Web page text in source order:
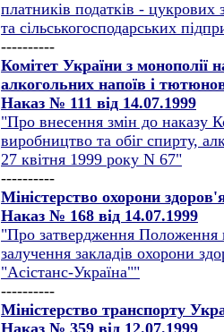
платників податків - цукрових
та сільськогосподарських
----------
Комітет України з монополії
алкогольних напоїв і
Наказ № 111 від 14.07.1999
"Про внесення змін до наказу
виробництво та обіг спирту,
27 квітня 1999 року N 67"
----------
Міністерство охорони
Наказ № 168 від 14.07.1999
"Про затвердження Положення
залучення закладів охорони
"Асістанс-Україна""
----------
Міністерство транспорту